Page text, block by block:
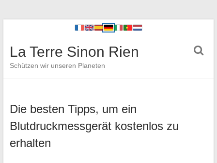
La Terre Sinon Rien
Schützen wir unseren Planeten
Die besten Tipps, um ein
Blutdruckmessgerät kostenlos zu
erhalten